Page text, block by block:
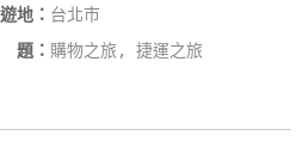
地： 台北市
題： 購物之旅, 捷運之旅